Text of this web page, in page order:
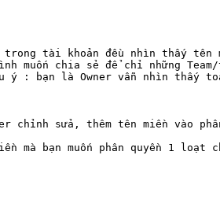
tài khoản đều nhìn thấy tên
muốn chia sẻ để chỉ những
: bạn là Owner vẫn nhìn thấy
chỉnh sửa, thêm tên miền vào
mà bạn muốn phân quyền 1